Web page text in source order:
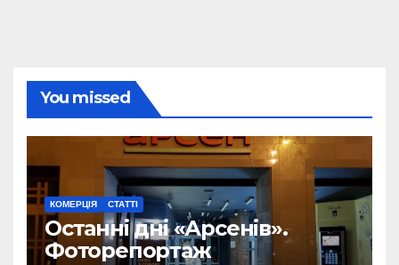
You missed
КОМЕРЦІЯ СТАТТІ
Останні дні «Арсенів».
Фоторепортаж